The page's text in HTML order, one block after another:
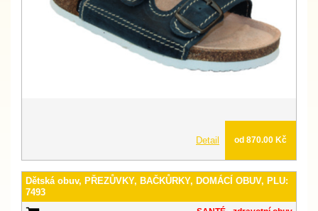
Detail od 870.00 Kč
Dětská obuv, PŘEZŮVKY, BAČKŮRKY, DOMÁCÍ OBUV, PLU:
7493